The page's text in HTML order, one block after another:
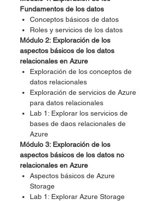
Fundamentos de los datos
Conceptos básicos de datos
Roles y servicios de los datos
Módulo 2: Exploración de los
aspectos básicos de los datos
relacionales en Azure
Exploración de los conceptos de
datos relacionales
Exploración de servicios de Azure
para datos relacionales
Lab 1: Explorar los servicios de
bases de daos relacionales de
Azure
Módulo 3: Exploración de los
aspectos básicos de los datos no
relacionales en Azure
Aspectos básicos de Azure
Storage
Lab 1: Explorar Azure Storage